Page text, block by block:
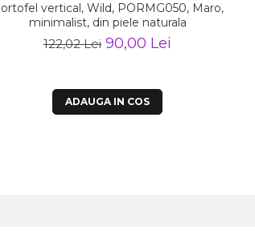
vertical, Wild, PORMG050, Maro,
minimalist, din piele naturala
122,02 Lei 90,00 Lei
ADAUGA IN COS